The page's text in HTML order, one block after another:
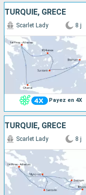
TURQUIE, GRÈCE
Payez en 4X
Scarlet Lady 8 j
TURQUIE, GRÈCE
Scarlet Lady 8 j